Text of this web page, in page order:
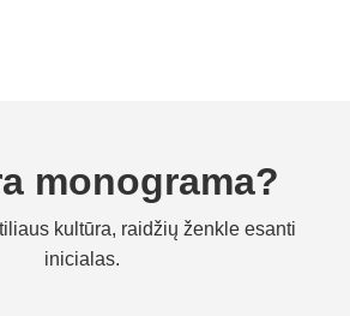
monograma?
kultūra, raidžių ženkle esanti
inicialas.